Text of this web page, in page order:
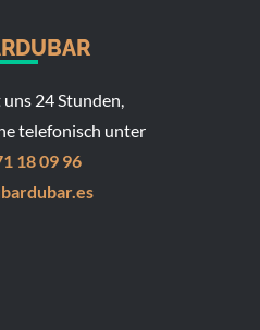
24 Stunden,
telefonisch unter
18 09 96